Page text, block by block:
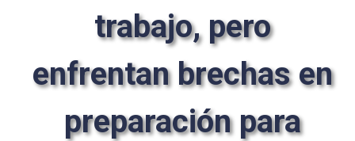
trabajo, pero
enfrentan brechas en
preparación para